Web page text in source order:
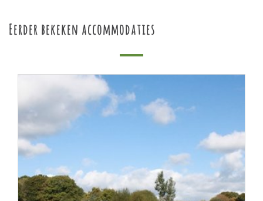
Eerder bekeken accommodaties